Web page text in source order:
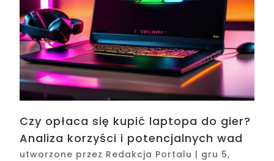
Czy opłaca się kupić laptopa do gier?
Analiza korzyści i potencjalnych wad
utworzone przez Redakcja Portalu | gru 5,